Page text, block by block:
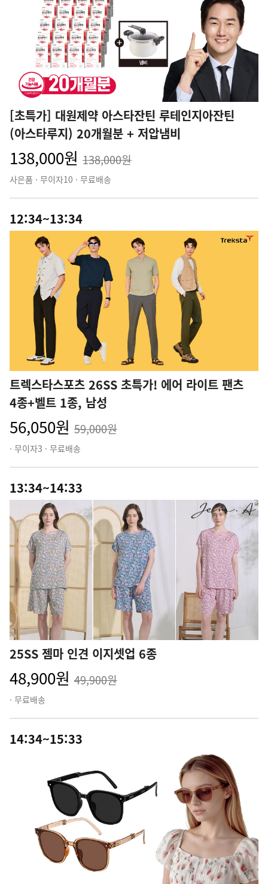
[초특가] 대원제약 아스타잔틴 루테인지아잔틴
(아스타루지) 20개월분 + 저압냄비
138,000원 138,000원
사은품 · 무이자10 · 무료배송
12:34~13:34
트렉스타스포츠 26SS 초특가! 에어 라이트 팬츠
4종+벨트 1종, 남성
56,050원 59,000원
· 무이자3 · 무료배송
13:34~14:33
25SS 젬마 인견 이지셋업 6종
48,900원 49,900원
· 무료배송
14:34~15:33